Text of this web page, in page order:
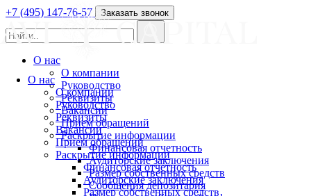
О нас
О компании
Руководство
Реквизиты
Вакансии
Прием обращений
Раскрытие информации
Финансовая отчетность
Аудиторские заключения
Размер собственных средств
+7 (495) 147-76-57 Заказать звонок
О нас
О компании
Руководство
Реквизиты
Вакансии
Прием обращений
Раскрытие информации
Финансовая отчетность
Аудиторские заключения
Размер собственных средств
Сообщения депозитария